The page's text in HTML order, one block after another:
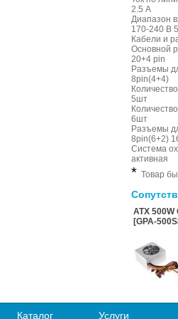
2.5 A
Диапазон
170-240 В
Кабели и
Основной
20+4 pin
Разъемы
8pin(4+4)
5шт
6шт
Разъемы
8pin(6+2)
Система
активная
* Товар
ATX
[GPA-
Каталог Услуги